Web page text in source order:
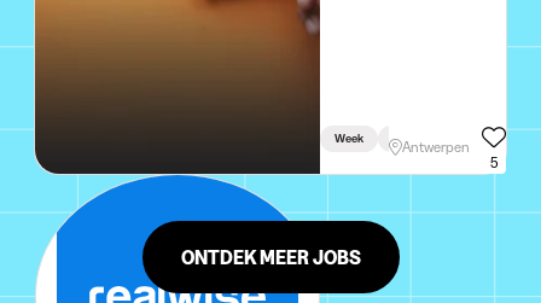
Week Weekend
Antwerpen
5
ONTDEK MEER JOBS